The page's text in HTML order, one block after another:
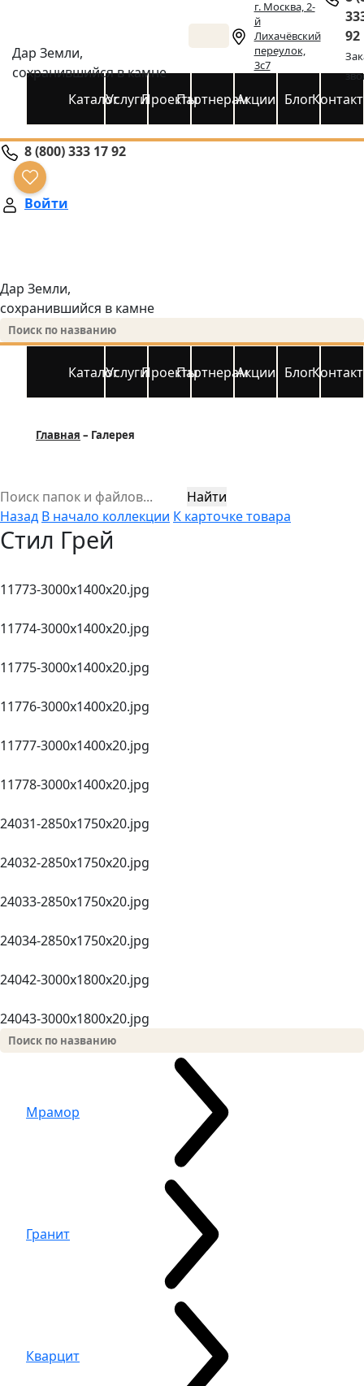
Дар Земли,
сохранившийся в камне
г. Москва, 2-
й
Лихачёвский
переулок,
3с7
92
КаталогУслугиПроектыПартнерамАкции Блог
8 (800) 333 17 92
Войти
Дар Земли,
сохранившийся в камне
КаталогУслугиПроектыПартнерамАкции Блог
Главная Галерея
Найти
Назад В начало коллекции К карточке товара
Стил Грей
11773-3000x1400x20.jpg
11774-3000x1400x20.jpg
11775-3000x1400x20.jpg
11776-3000x1400x20.jpg
11777-3000x1400x20.jpg
11778-3000x1400x20.jpg
24031-2850х1750x20.jpg
24032-2850х1750x20.jpg
24033-2850х1750x20.jpg
24034-2850х1750x20.jpg
24042-3000х1800x20.jpg
24043-3000х1800x20.jpg
Мрамор
Гранит
Кварцит